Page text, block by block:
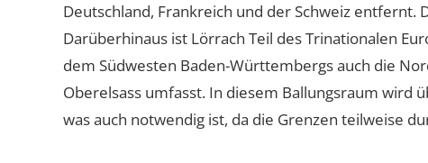
Deutschland, Frankreich und der Schweiz entfernt.
Darüberhinaus ist Lörrach Teil des Trinationalen
dem Südwesten Baden-Württembergs auch die
Oberelsass umfasst. In diesem Ballungsraum wird
was auch notwendig ist, da die Grenzen teilweise